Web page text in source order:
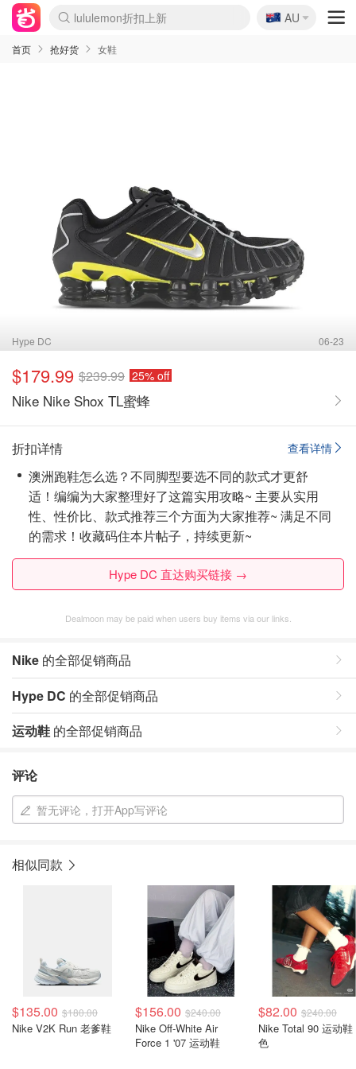
lululemon折扣上新
Sasa美妆护肤3.5折
SSENSE年中3折
FreshBeauty好价汇总
Cettire降价+叠9折
Farfetch折上8折
WWS Coles超市实拍
viagogo二手票捡漏
Myer清仓1折起
The Outnet奢牌1折起
David Jones 3折起
Flannels大牌1折
Perfumes Club护肤1折
AMIRO返校季6.2折
Oweek抽奖送Airpods
Amazon折扣汇总
eToro入金$200送$50
Amazon数码好物
ICONIC本周7.5折
ThedoubleF高奢地板价
Moose Knuckles 6折
丝芙兰5折起
EUFY官网3.7折起
Selenichast首饰2折
Trip机票酒店促销
YSL送5件彩妆礼
Amazon家居好物
BIGBANG巡演开票
David Jones时尚3折
Amazon美妆护肤
雅漾大喷$8
过敏原检测盒$33
伊索独家赠50ml沐浴露
科颜氏清仓3折
SEALIFE海洋馆门票6折
丝塔芙大白罐$16
订阅Newsletter送香薰
Cult Beauty 6.8折
Harrods圣诞日历2.3折
LN-CC奢牌私促3折
d'Alba空姐喷雾$16
EVE LOM套装逆天2折
Bernardelli独家4折
Adore Beauty 6折起
CT圣诞日历
Mytheresa奢品2.7折
Luxury Escapes 9折
Currentbody美容仪9折
卡诗9折+赠4件礼
MOON Garden Live
ALLSAINTS美衣3折
Roborock扫地机3.7折
Tingo Life水杯$24
Valentino官网5折
CR洗发护发6.3折
🇦🇺
AU
首页 抢好货 女鞋
Hype DC 06-23
$179.99 $239.99 25% off
Nike Nike Shox TL蜜蜂
查看详情
折扣详情
澳洲跑鞋怎么选？不同脚型要选不同的款式才更舒
适！编编为大家整理好了这篇实用攻略~ 主要从实用
性、性价比、款式推荐三个方面为大家推荐~ 满足不同
的需求！ 收藏码住本片帖子 ，持续更新~
Hype DC 直达购买链接 →
Dealmoon may be paid when users buy items via our links.
Nike 的全部促销商品
Hype DC 的全部促销商品
运动鞋 的全部促销商品
评论
暂无评论，打开App写评论
相似同款
$135.00 $180.00
Nike V2K Run 老爹鞋
$156.00 $240.00
Nike Off-White Air
Force 1 '07 运动鞋
$82.00 $240.00
Nike Total 90 运动鞋
色